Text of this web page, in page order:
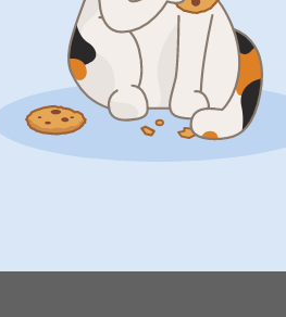
5 tähdestä ja palautteesta, se on
toivon siitä on iloa pitkäksi aikaa!
1